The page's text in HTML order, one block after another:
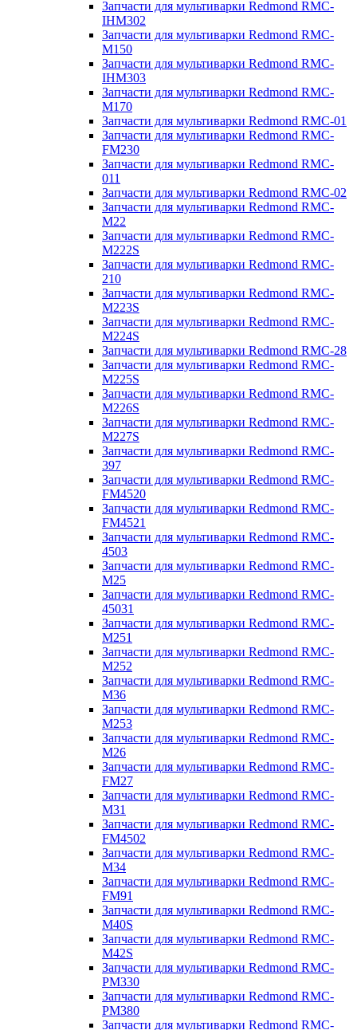
Запчасти для мультиварки Redmond RMC-
IHM302
Запчасти для мультиварки Redmond RMC-
M150
Запчасти для мультиварки Redmond RMC-
IHM303
Запчасти для мультиварки Redmond RMC-
M170
Запчасти для мультиварки Redmond RMC-01
Запчасти для мультиварки Redmond RMC-
FM230
Запчасти для мультиварки Redmond RMC-
011
Запчасти для мультиварки Redmond RMC-02
Запчасти для мультиварки Redmond RMC-
M22
Запчасти для мультиварки Redmond RMC-
M222S
Запчасти для мультиварки Redmond RMC-
210
Запчасти для мультиварки Redmond RMC-
M223S
Запчасти для мультиварки Redmond RMC-
M224S
Запчасти для мультиварки Redmond RMC-28
Запчасти для мультиварки Redmond RMC-
M225S
Запчасти для мультиварки Redmond RMC-
M226S
Запчасти для мультиварки Redmond RMC-
M227S
Запчасти для мультиварки Redmond RMC-
397
Запчасти для мультиварки Redmond RMC-
FM4520
Запчасти для мультиварки Redmond RMC-
FM4521
Запчасти для мультиварки Redmond RMC-
4503
Запчасти для мультиварки Redmond RMC-
M25
Запчасти для мультиварки Redmond RMC-
45031
Запчасти для мультиварки Redmond RMC-
M251
Запчасти для мультиварки Redmond RMC-
M252
Запчасти для мультиварки Redmond RMC-
M36
Запчасти для мультиварки Redmond RMC-
M253
Запчасти для мультиварки Redmond RMC-
M26
Запчасти для мультиварки Redmond RMC-
FM27
Запчасти для мультиварки Redmond RMC-
M31
Запчасти для мультиварки Redmond RMC-
FM4502
Запчасти для мультиварки Redmond RMC-
M34
Запчасти для мультиварки Redmond RMC-
FM91
Запчасти для мультиварки Redmond RMC-
M40S
Запчасти для мультиварки Redmond RMC-
M42S
Запчасти для мультиварки Redmond RMC-
PM330
Запчасти для мультиварки Redmond RMC-
PM380
Запчасти для мультиварки Redmond RMC-